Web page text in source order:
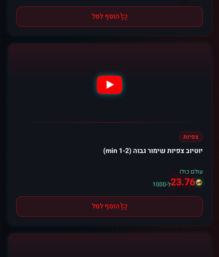
הוסף לסל
צפיות
יוטיוב צפיות שימור גבוה (1-2 min)
עולם כולו
23.76ל-1000
הוסף לסל